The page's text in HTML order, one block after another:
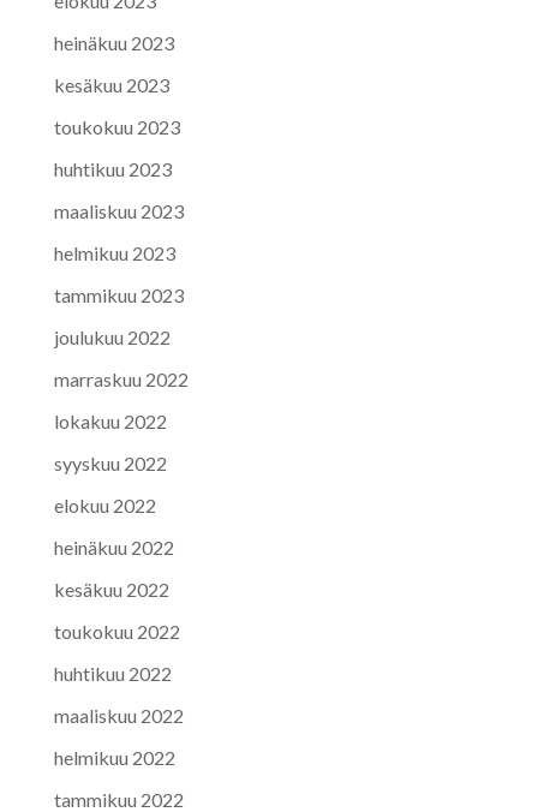
heinäkuu 2023
kesäkuu 2023
toukokuu 2023
huhtikuu 2023
maaliskuu 2023
helmikuu 2023
tammikuu 2023
joulukuu 2022
marraskuu 2022
lokakuu 2022
syyskuu 2022
elokuu 2022
heinäkuu 2022
kesäkuu 2022
toukokuu 2022
huhtikuu 2022
maaliskuu 2022
helmikuu 2022
tammikuu 2022